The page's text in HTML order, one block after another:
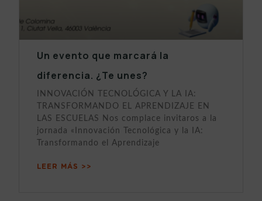
Un evento que marcará la
diferencia. ¿Te unes?
INNOVACIÓN TECNOLÓGICA Y LA IA:
TRANSFORMANDO EL APRENDIZAJE EN
LAS ESCUELAS Nos complace invitaros a la
jornada «Innovación Tecnológica y la IA:
Transformando el Aprendizaje
LEER MÁS >>